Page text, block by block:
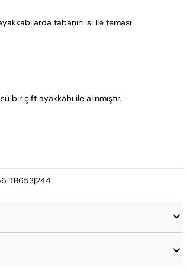
tabanın ısı ile teması
bir çift ayakkabı ile alınmıştır.
TB653|244